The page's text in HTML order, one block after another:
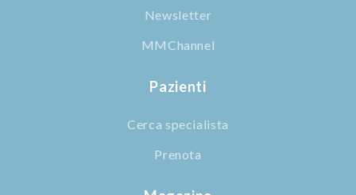
Newsletter
MMChannel
Pazienti
Cerca specialista
Prenota